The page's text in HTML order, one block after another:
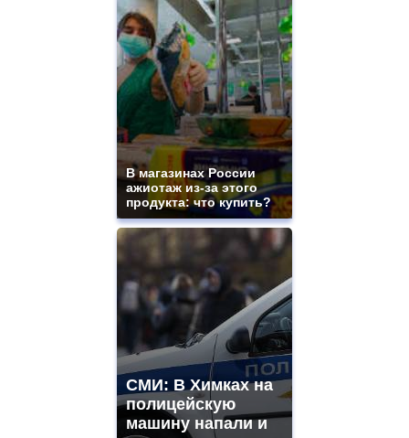
В магазинах России
ажиотаж из-за этого
продукта: что купить?
СМИ: В Химках на
полицейскую
машину напали и